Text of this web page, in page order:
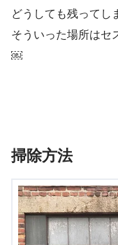
どうしても残ってし
そういった場所はセ
￼
掃除方法